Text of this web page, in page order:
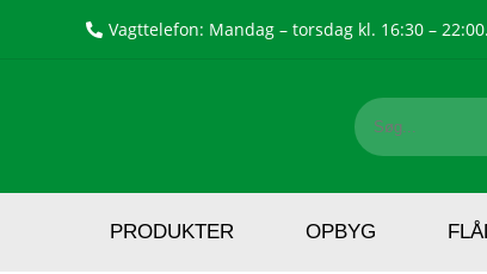
Vagttelefon: Mandag – torsdag kl. 16:30 –
PRODUKTER OPBYG